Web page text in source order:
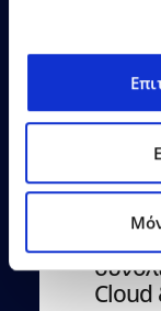
21.07.2026
Ο
of
Cloud